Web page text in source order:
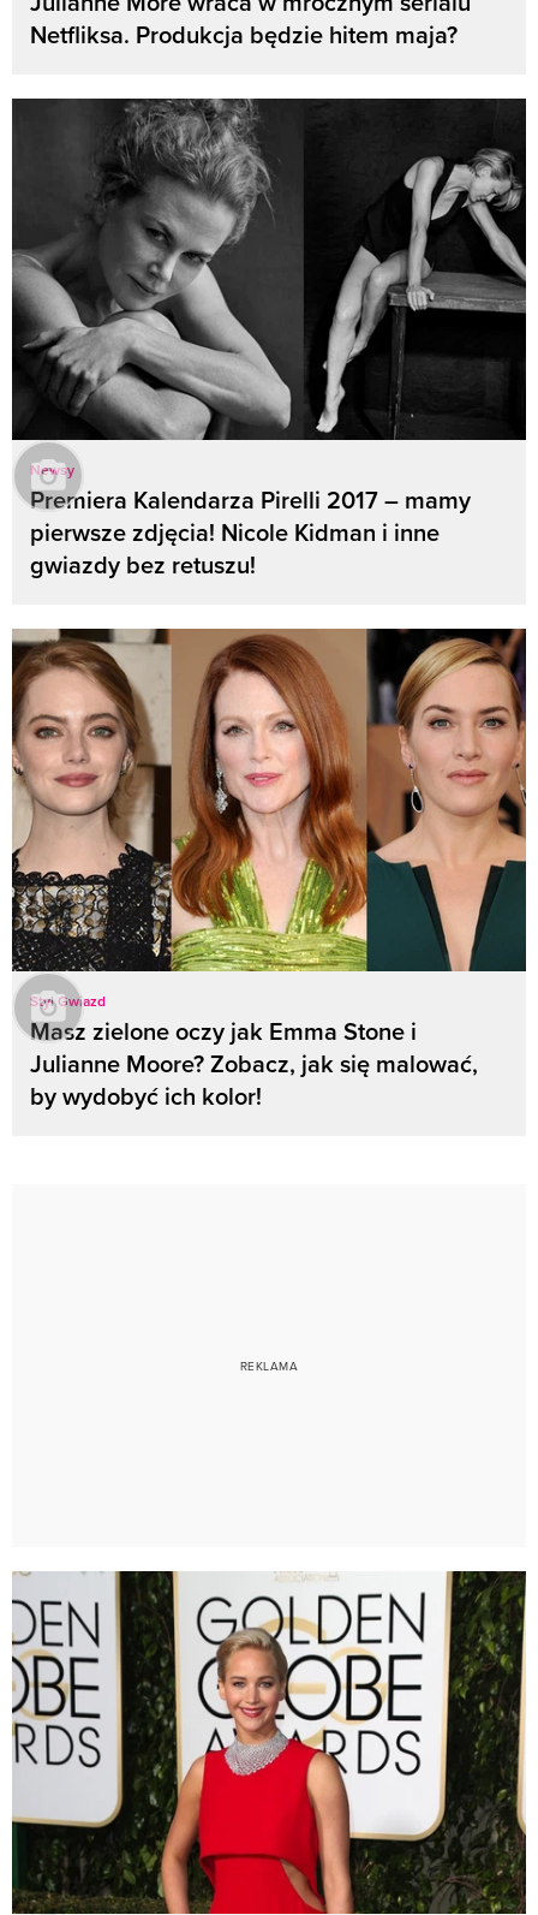
Netfliksa. Produkcja będzie hitem maja?
Newsy
Premiera Kalendarza Pirelli 2017 – mamy
pierwsze zdjęcia! Nicole Kidman i inne
gwiazdy bez retuszu!
Styl Gwiazd
Masz zielone oczy jak Emma Stone i
Julianne Moore? Zobacz, jak się malować,
by wydobyć ich kolor!